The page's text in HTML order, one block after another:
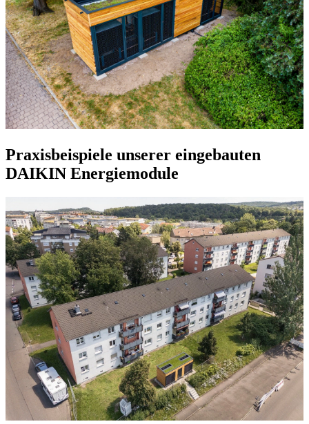
Praxisbeispiele unserer eingebauten
DAIKIN Energiemodule